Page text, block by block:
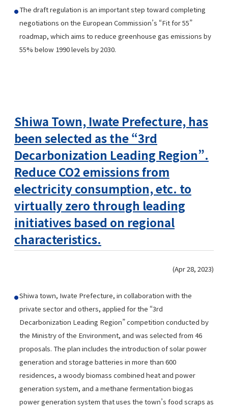
The draft regulation is an important step toward completing
negotiations on the European Commission’s “Fit for 55”
roadmap, which aims to reduce greenhouse gas emissions by
55% below 1990 levels by 2030.
Shiwa Town, Iwate Prefecture, has
been selected as the “3rd
Decarbonization Leading Region”.
Reduce CO2 emissions from
electricity consumption, etc. to
virtually zero through leading
initiatives based on regional
characteristics.
(Apr 28, 2023)
Shiwa town, Iwate Prefecture, in collaboration with the
private sector and others, applied for the “3rd
Decarbonization Leading Region” competition conducted by
the Ministry of the Environment, and was selected from 46
proposals. The plan includes the introduction of solar power
generation and storage batteries in more than 600
residences, a woody biomass combined heat and power
generation system, and a methane fermentation biogas
power generation system that uses the town’s food scraps as